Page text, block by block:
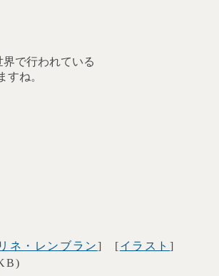
で行われている
ね。
ネ・レンブラン] [イラスト]